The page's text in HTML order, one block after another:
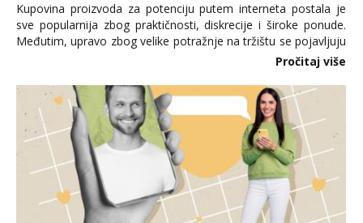
Kupovina proizvoda za potenciju putem interneta postala je
sve popularnija zbog praktičnosti, diskrecije i široke ponude.
Međutim, upravo zbog velike potražnje na tržištu se pojavljuju
i brojni krivotvoreni proizvodi, nepouzdane internetske
Pročitaj više